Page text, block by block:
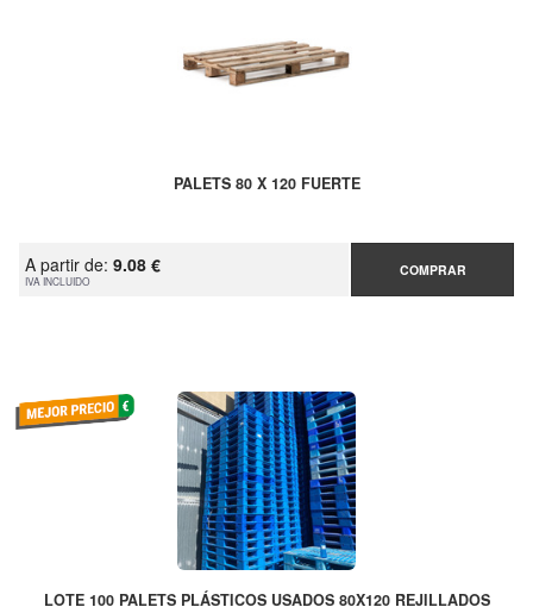
PALETS 80 X 120 FUERTE
A partir de: 9.08 €
IVA INCLUIDO
COMPRAR
LOTE 100 PALETS PLÁSTICOS USADOS 80X120 REJILLADOS